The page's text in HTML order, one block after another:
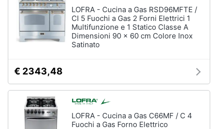
stiro
Aspirapolvere
Dyson
Aspirapolvere
Scopa
vapore
LOFRA - Cucina a Gas RSD96MFTE /
CI 5 Fuochi a Gas 2 Forni Elettrici 1
Multifunzione e 1 Statico Classe A
Dimensioni 90 x 60 cm Colore Inox
Satinato
€ 2343,48
LOFRA - Cucina a Gas C66MF / C 4
Fuochi a Gas Forno Elettrico